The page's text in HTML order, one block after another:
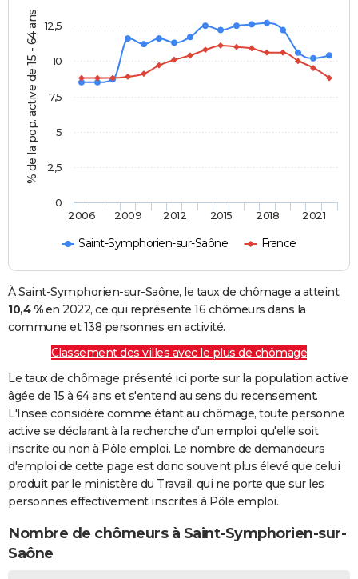
% de la pop. active de 15 - 64 ans
Saint-Symphorien-sur-Saône France
2006 2009 2012 2015 2018 2021
0
2,5
5
7,5
10
12,5
À Saint-Symphorien-sur-Saône, le taux de chômage a atteint
10,4 %en 2022, ce qui représente 16 chômeurs dans la
commune et 138 personnes en activité.
Classement des villes avec le plus de chômage
Le taux de chômage présenté ici porte sur la population active
âgée de 15 à 64 ans et s'entend au sens du recensement.
L'Insee considère comme étant au chômage, toute personne
active se déclarant à la recherche d'un emploi, qu'elle soit
inscrite ou non à Pôle emploi. Le nombre de demandeurs
d'emploi de cette page est donc souvent plus élevé que celui
produit par le ministère du Travail, qui ne porte que sur les
personnes effectivement inscrites à Pôle emploi.
Nombre de chômeurs à Saint-Symphorien-sur-
Saône